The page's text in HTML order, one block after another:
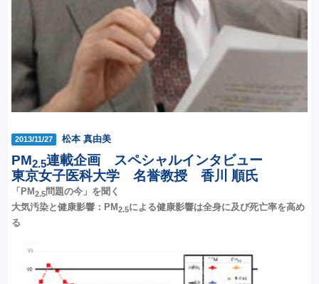
2013/11/27 松本 真由美
PM2.5連載企画 スペシャルインタビュー
東京女子医科大学 名誉教授 香川 順氏
「PM2.5問題の今」を聞く
大気汚染と健康影響：PM2.5による健康影響は全身に及び死亡率を高め
る